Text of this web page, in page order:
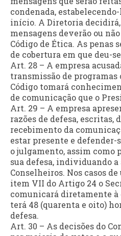
condenada,
início. A Diretoria decidirá,
mensagens deverão ou
Código de Ética. As penas
de cobertura em que deu-
Art. 28 – A empresa
transmissão de programas
Código tomará
de comunicação que o
Art. 29 – A empresa
razões de defesa, escritas,
recebimento da
estar presente e
o julgamento, assim como
sua defesa, individuando a
Conselheiros. Nos casos
item VII do Artigo 24 o
comunicará diretamente à
terá 48 (quarenta e oito)
defesa.
Art. 30 – As decisões do